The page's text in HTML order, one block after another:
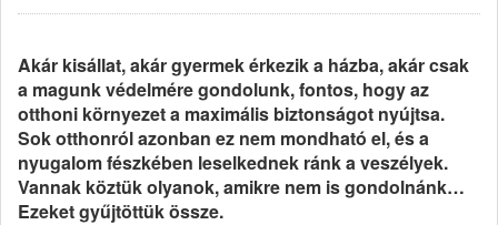
Akár kisállat, akár gyermek érkezik a házba, akár csak
a magunk védelmére gondolunk, fontos, hogy az
otthoni környezet a maximális biztonságot nyújtsa.
Sok otthonról azonban ez nem mondható el, és a
nyugalom fészkében leselkednek ránk a veszélyek.
Vannak köztük olyanok, amikre nem is gondolnánk…
Ezeket gyűjtöttük össze.